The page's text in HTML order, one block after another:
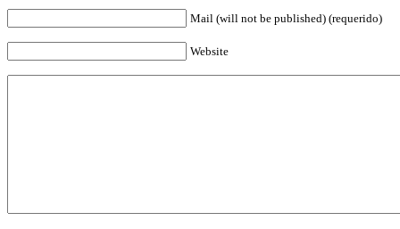
Mail (will not be published) (requerido)
Website